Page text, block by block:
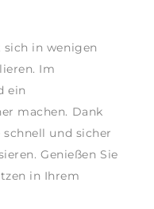
sich in wenigen
Im
ein
machen. Dank
und sicher
Genießen Sie
in Ihrem